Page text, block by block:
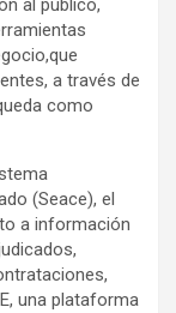
al público,
a través de
como
(Seace), el
a información
una plataforma